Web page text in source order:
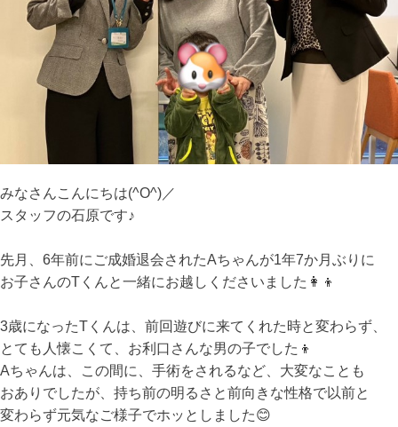
みなさんこんにちは(^O^)／
スタッフの石原です♪
先月、6年前にご成婚退会されたAちゃんが1年7か月ぶりに
お子さんのTくんと一緒にお越しくださいました👩‍👦
3歳になったTくんは、前回遊びに来てくれた時と変わらず、
とても人懐こくて、お利口さんな男の子でした👦
Aちゃんは、この間に、手術をされるなど、大変なことも
おありでしたが、持ち前の明るさと前向きな性格で以前と
変わらず元気なご様子でホッとしました😊